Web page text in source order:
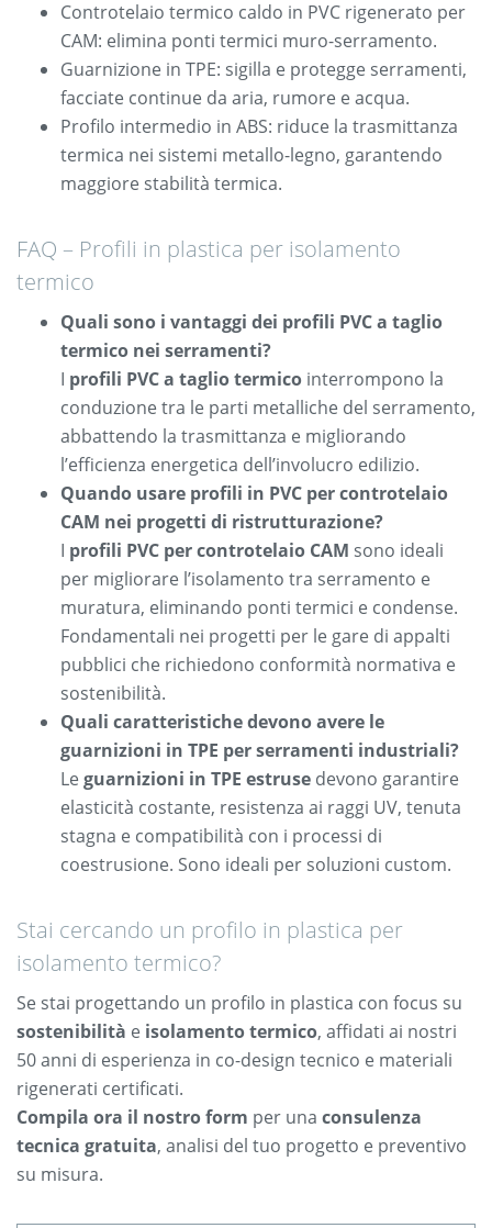
Controtelaio termico caldo in PVC rigenerato per
CAM: elimina ponti termici muro-serramento.
Guarnizione in TPE: sigilla e protegge serramenti,
facciate continue da aria, rumore e acqua.
Profilo intermedio in ABS: riduce la trasmittanza
termica nei sistemi metallo-legno, garantendo
maggiore stabilità termica.
FAQ – Profili in plastica per isolamento
termico
Quali sono i vantaggi dei profili PVC a taglio
termico nei serramenti?
I profili PVC a taglio termico interrompono la
conduzione tra le parti metalliche del serramento,
abbattendo la trasmittanza e migliorando
l’efficienza energetica dell’involucro edilizio.
Quando usare profili in PVC per controtelaio
CAM nei progetti di ristrutturazione?
I profili PVC per controtelaio CAM sono ideali
per migliorare l’isolamento tra serramento e
muratura, eliminando ponti termici e condense.
Fondamentali nei progetti per le gare di appalti
pubblici che richiedono conformità normativa e
sostenibilità.
Quali caratteristiche devono avere le
guarnizioni in TPE per serramenti industriali?
Le guarnizioni in TPE estruse devono garantire
elasticità costante, resistenza ai raggi UV, tenuta
stagna e compatibilità con i processi di
coestrusione. Sono ideali per soluzioni custom.
Stai cercando un profilo in plastica per
isolamento termico?
Se stai progettando un profilo in plastica con focus su
sostenibilità e isolamento termico, affidati ai nostri
50 anni di esperienza in co-design tecnico e materiali
rigenerati certificati.
Compila ora il nostro form per una consulenza
tecnica gratuita, analisi del tuo progetto e preventivo
su misura.